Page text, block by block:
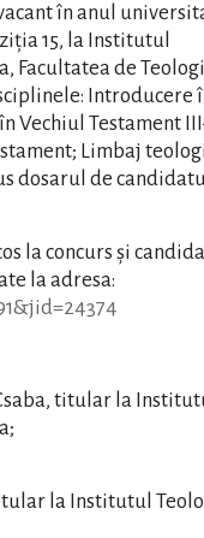
în anul
15, la Institutul
Facultatea de
Introducere
Vechiul Testament
Limbaj
dosarul de
la concurs și
la adresa:
titular la
la Institutul